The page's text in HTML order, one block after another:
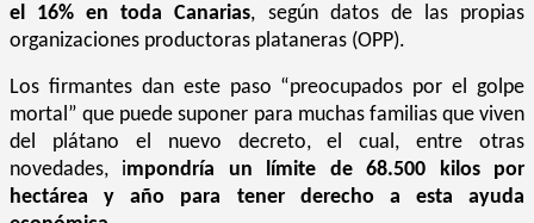
el 16% en toda Canarias, según datos de las propias
organizaciones productoras plataneras (OPP).
Los firmantes dan este paso “preocupados por el golpe
mortal” que puede suponer para muchas familias que viven
del plátano el nuevo decreto, el cual, entre otras
novedades, impondría un límite de68.500 kilos por
hectárea y año para tener derecho a esta ayuda